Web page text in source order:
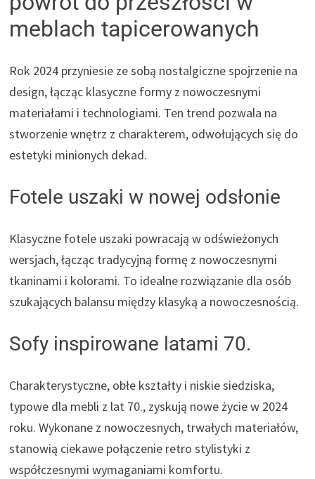
meblach tapicerowanych
Rok 2024 przyniesie ze sobą nostalgiczne spojrzenie na
design, łącząc klasyczne formy z nowoczesnymi
materiałami i technologiami. Ten trend pozwala na
stworzenie wnętrz z charakterem, odwołujących się do
estetyki minionych dekad.
Fotele uszaki w nowej odsłonie
Klasyczne fotele uszaki powracają w odświeżonych
wersjach, łącząc tradycyjną formę z nowoczesnymi
tkaninami i kolorami. To idealne rozwiązanie dla osób
szukających balansu między klasyką a nowoczesnością.
Sofy inspirowane latami 70.
Charakterystyczne, obłe kształty i niskie siedziska,
typowe dla mebli z lat 70., zyskują nowe życie w 2024
roku. Wykonane z nowoczesnych, trwałych materiałów,
stanowią ciekawe połączenie retro stylistyki z
współczesnymi wymaganiami komfortu.